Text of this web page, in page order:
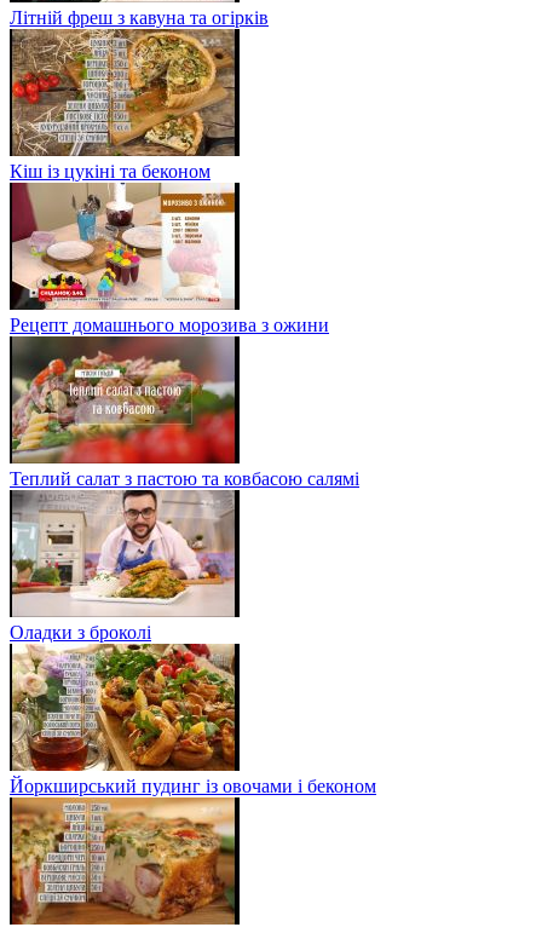
Літній фреш з кавуна та огірків
Кіш із цукіні та беконом
Рецепт домашнього морозива з ожини
Теплий салат з пастою та ковбасою салямі
Оладки з броколі
Йоркширський пудинг із овочами і беконом